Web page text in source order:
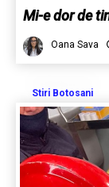
Mi-e dor de
Oana Sava
Stiri Botosani